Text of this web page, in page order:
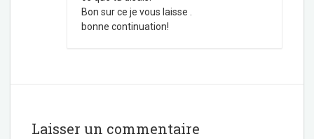
Bon sur ce je vous laisse .
bonne continuation!
Laisser un commentaire